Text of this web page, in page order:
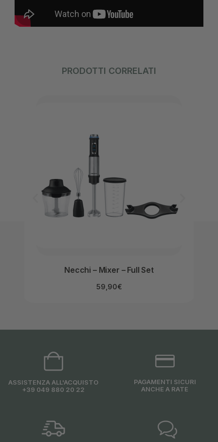
PRODOTTI CORRELATI
Necchi – Mixer – Full Set
59,90€
ASSISTENZA ALL'ACQUISTO
+39 049 880 20 22
PAGAMENTI SICURI
ANCHE A RATE